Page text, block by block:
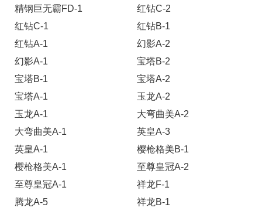
精钢巨无霸FD-1
红钻C-2
红钻C-1
红钻B-1
红钻A-1
幻影A-2
幻影A-1
宝塔B-2
宝塔B-1
宝塔A-2
宝塔A-1
玉龙A-2
玉龙A-1
大弯曲美A-2
大弯曲美A-1
英皇A-3
英皇A-1
樱枪格美B-1
樱枪格美A-1
至尊皇冠A-2
至尊皇冠A-1
祥龙F-1
腾龙A-5
祥龙B-1